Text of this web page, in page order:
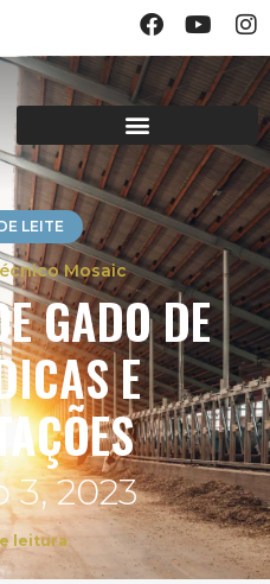
LEITE
Mosaic
GADO DE
E
3, 2023
leitura